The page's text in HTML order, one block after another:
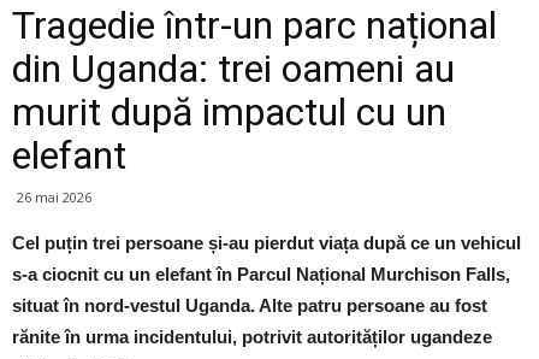
Tragedie într-un parc național
din Uganda: trei oameni au
murit după impactul cu un
elefant
26 mai 2026
Cel puțin trei persoane și-au pierdut viața după ce un vehicul
s-a ciocnit cu un elefant în Parcul Național Murchison Falls,
situat în nord-vestul Uganda. Alte patru persoane au fost
rănite în urma incidentului, potrivit autorităților ugandeze